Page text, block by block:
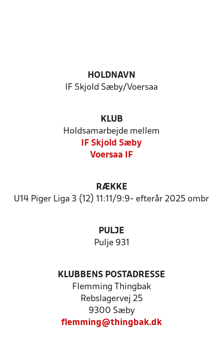
HOLDNAVN
IF Skjold Sæby/Voersaa
KLUB
Holdsamarbejde mellem
IF Skjold Sæby
Voersaa IF
RÆKKE
U14 Piger Liga 3 (12) 11:11/9:9- efterår 2025 ombr
PULJE
Pulje 931
KLUBBENS POSTADRESSE
Flemming Thingbak
Rebslagervej 25
9300 Sæby
flemming@thingbak.dk